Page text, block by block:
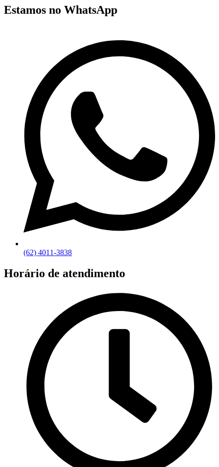
Estamos no WhatsApp
(62) 4011-3838
Horário de atendimento